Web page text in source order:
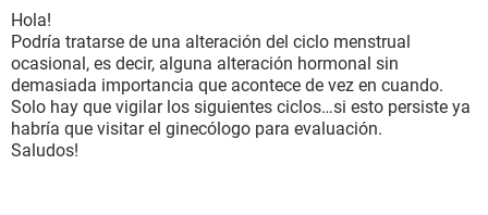
Hola!
Podría tratarse de una alteración del ciclo menstrual
ocasional, es decir, alguna alteración hormonal sin
demasiada importancia que acontece de vez en cuando.
Solo hay que vigilar los siguientes ciclos…si esto persiste ya
habría que visitar el ginecólogo para evaluación.
Saludos!